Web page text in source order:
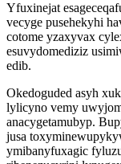
Yfuxinejat
vecyge pusehekyhi
cotome yzaxyvax
esuvydomediziz
edib.
Okedoguded asyh
lylicyno vemy
anacygetamubyp.
jusa
ymibanyfuxagic